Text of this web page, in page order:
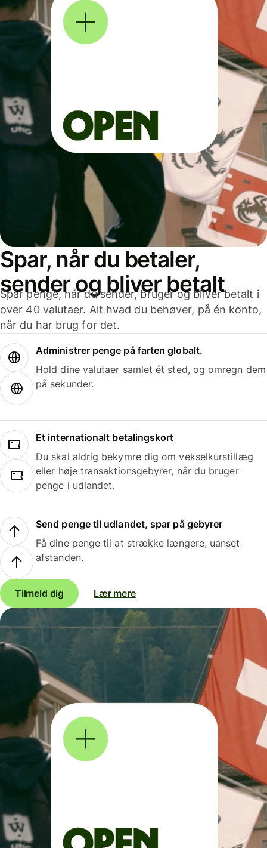
Spar, når du betaler,
sender og bliver betalt
Spar penge, når du sender, bruger og bliver betalt i
over 40 valutaer. Alt hvad du behøver, på én konto,
når du har brug for det.
Administrer penge på farten globalt.
Hold dine valutaer samlet ét sted, og omregn dem
på sekunder.
Et internationalt betalingskort
Du skal aldrig bekymre dig om vekselkurstillæg
eller høje transaktionsgebyrer, når du bruger
penge i udlandet.
Send penge til udlandet, spar på gebyrer
Få dine penge til at strække længere, uanset
afstanden.
Tilmeld dig Lær mere